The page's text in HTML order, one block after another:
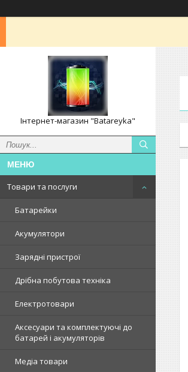
Інтернет-магазин "Batareyka"
Товари та послуги
Батарейки
Акумулятори
Зарядні пристрої
Дрібна побутова техніка
Електротовари
Аксесуари та комплектуючі до
батарей і акумуляторів
Медіа товари